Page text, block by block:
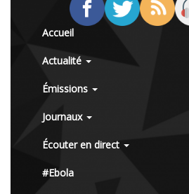
Accueil
Actualité
Émissions
Journaux
Écouter en direct
#Ebola